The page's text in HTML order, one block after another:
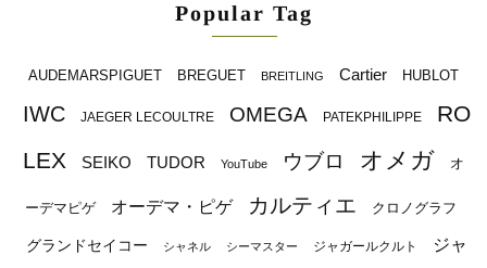
Popular Tag
AUDEMARSPIGUET BREGUET BREITLING Cartier HUBLOT
IWC JAEGER LECOULTRE OMEGA PATEKPHILIPPE
RO
LEX
SEIKO TUDOR YouTube ウブロ オメガ オ
ーデマピゲ オーデマ・ピゲ カルティエ クロノグラフ
グランドセイコー シャネル シーマスター ジャガールクルト
ジャ